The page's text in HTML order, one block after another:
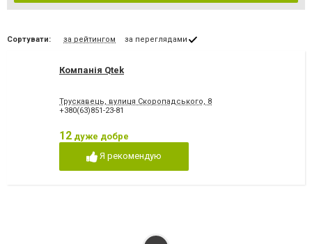
Сортувати: за рейтингом за переглядами
Компанія Qtek
Трускавець, вулиця Скоропадського, 8
+380(63)851-23-81
12 дуже добре
Я рекомендую